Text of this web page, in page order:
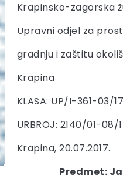
Krapinsko-zagorska
Upravni odjel za
gradnju i zaštitu
Krapina
KLASA: UP/I-361-03/
URBROJ: 2140/01-08/
Krapina, 20.07.2017.
Predmet: